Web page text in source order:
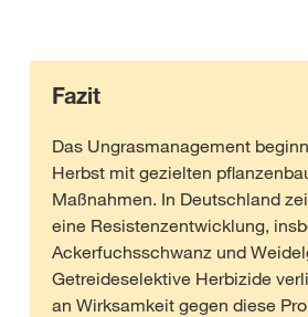
Fazit
Das Ungrasmanagement
Herbst mit gezielten
Maßnahmen. In Deutschland
eine Resistenzentwicklung,
Ackerfuchsschwanz und
Getreideselektive Herbizide
an Wirksamkeit gegen diese